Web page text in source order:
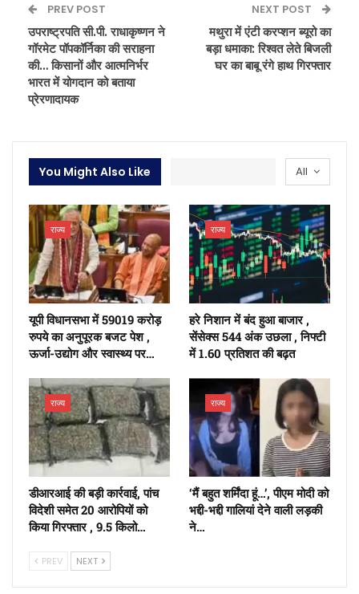
PREV POST
उपराष्ट्रपति सी.पी. राधाकृष्णन ने
गॉरमेट पॉपकॉर्निका की सराहना
की… किसानों और आत्मनिर्भर
भारत में योगदान को बताया
प्रेरणादायक
NEXT POST
मथुरा में एंटी करप्शन ब्यूरो का
बड़ा धमाका: रिश्वत लेते बिजली
घर का बाबू रंगे हाथ गिरफ्तार
All
You Might Also Like
राज्य
यूपी विधानसभा में 59019 करोड़
रुपये का अनुपूरक बजट पेश ,
ऊर्जा-उद्योग और स्वास्थ्य पर…
राज्य
हरे निशान में बंद हुआ बाजार ,
सेंसेक्स 544 अंक उछला , निफ्टी
में 1.60 प्रतिशत की बढ़त
राज्य
डीआरआई की बड़ी कार्रवाई, पांच
विदेशी समेत 20 आरोपियों को
किया गिरफ्तार , 9.5 किलो…
राज्य
‘मैं बहुत शर्मिंदा हूं…’, पीएम मोदी को
भद्दी-भद्दी गालियां देने वाली लड़की
ने…
PREV NEXT